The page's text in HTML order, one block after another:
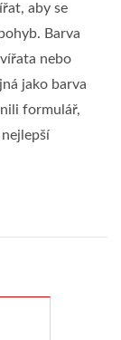
aby se
Barva
nebo
jako barva
formulář,